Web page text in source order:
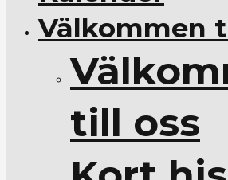
Välkommen
till oss